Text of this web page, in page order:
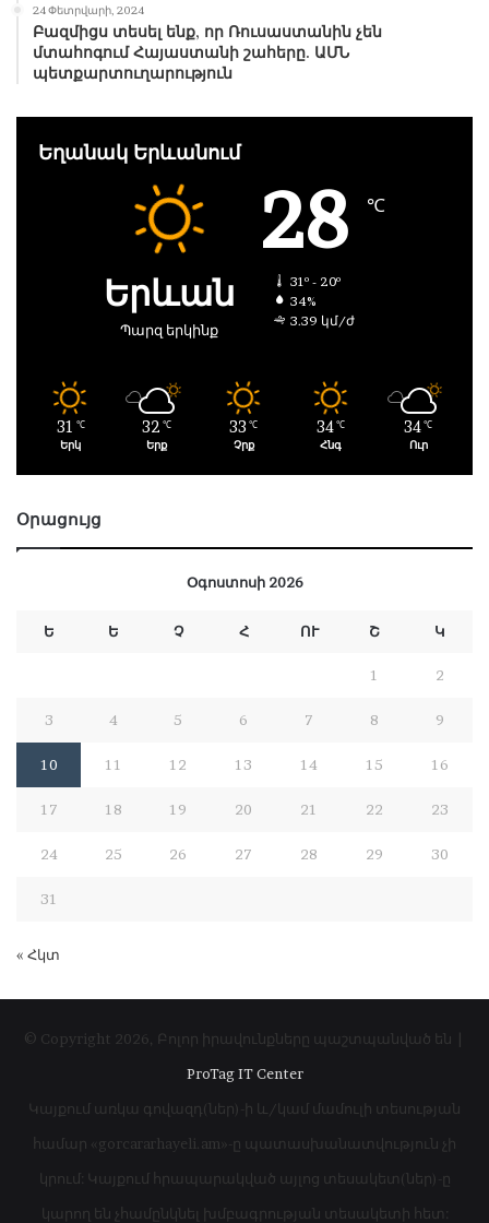
24 Փետրվարի, 2024
Բազմիցս տեսել ենք, որ Ռուսաստանին չեն
մտահոգում Հայաստանի շահերը. ԱՄՆ
պետքարտուղարություն
Եղանակ Երևանում
Երևան
Պարզ երկինք
28 ℃
31º - 20º
34%
3.39 կմ/ժ
31 ℃
Երկ
32 ℃
Երք
33 ℃
Չրք
34 ℃
Հնգ
34 ℃
Ուր
Օրացույց
Օգոստոսի 2026
Ե Ե Չ Հ ՈՒ Շ Կ
1 2
3 4 5 6 7 8 9
10 11 12 13 14 15 16
17 18 19 20 21 22 23
24 25 26 27 28 29 30
31
« Հկտ
© Copyright 2026, Բոլոր իրավունքները պաշտպանված են |
ProTag IT Center
Կայքում առկա գովազդ(ներ)-ի և/կամ մամուլի տեսության
համար «gorcararhayeli.am»-ը պատասխանատվություն չի
կրում: Կայքում հրապարակված այլոց տեսակետ(ներ)-ը
կարող են չհամընկնել խմբագրության տեսակետի հետ: